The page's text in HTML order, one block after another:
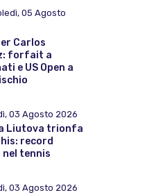
05 Agosto
Carlos
forfait a
e US Open a
03 Agosto 2026
Liutova trionfa
record
tennis
03 Agosto 2026